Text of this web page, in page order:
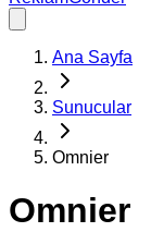
Ana Sayfa
Sunucular
Omnier
Omnier